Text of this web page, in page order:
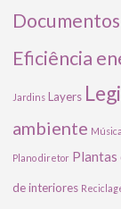
Eficiência
Jardins Layers
ambiente Música
Plano diretor Plantas
de interiores